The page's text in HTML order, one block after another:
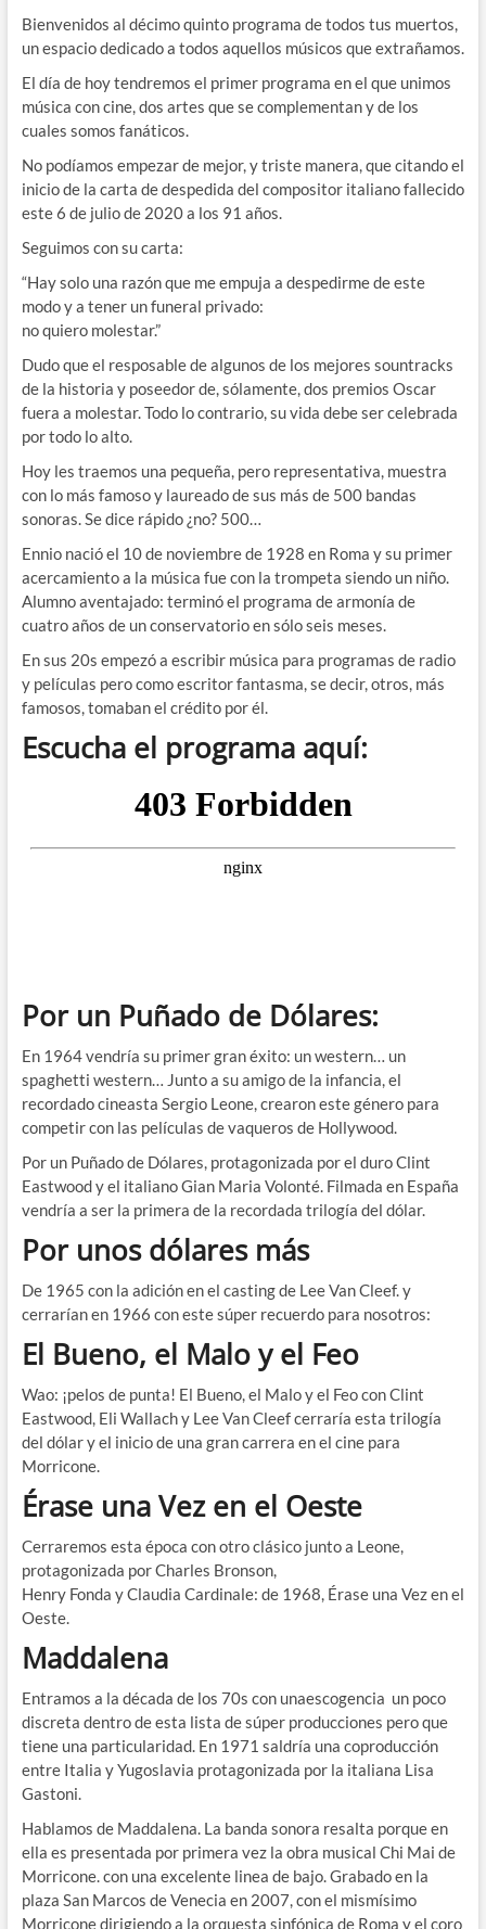
Bienvenidos al décimo quinto programa de todos tus muertos,
un espacio dedicado a todos aquellos músicos que extrañamos.
El día de hoy tendremos el primer programa en el que unimos
música con cine, dos artes que se complementan y de los
cuales somos fanáticos.
No podíamos empezar de mejor, y triste manera, que citando el
inicio de la carta de despedida del compositor italiano fallecido
este 6 de julio de 2020 a los 91 años.
Seguimos con su carta:
“Hay solo una razón que me empuja a despedirme de este
modo y a tener un funeral privado:
no quiero molestar.”
Dudo que el resposable de algunos de los mejores sountracks
de la historia y poseedor de, sólamente, dos premios Oscar
fuera a molestar. Todo lo contrario, su vida debe ser celebrada
por todo lo alto.
Hoy les traemos una pequeña, pero representativa, muestra
con lo más famoso y laureado de sus más de 500 bandas
sonoras. Se dice rápido ¿no? 500…
Ennio nació el 10 de noviembre de 1928 en Roma y su primer
acercamiento a la música fue con la trompeta siendo un niño.
Alumno aventajado: terminó el programa de armonía de
cuatro años de un conservatorio en sólo seis meses.
En sus 20s empezó a escribir música para programas de radio
y películas pero como escritor fantasma, se decir, otros, más
famosos, tomaban el crédito por él.
Escucha el programa aquí:
Por un Puñado de Dólares:
En 1964 vendría su primer gran éxito: un western… un
spaghetti western… Junto a su amigo de la infancia, el
recordado cineasta Sergio Leone, crearon este género para
competir con las películas de vaqueros de Hollywood.
Por un Puñado de Dólares, protagonizada por el duro Clint
Eastwood y el italiano Gian Maria Volonté. Filmada en España
vendría a ser la primera de la recordada trilogía del dólar.
Por unos dólares más
De 1965 con la adición en el casting de Lee Van Cleef. y
cerrarían en 1966 con este súper recuerdo para nosotros:
El Bueno, el Malo y el Feo
Wao: ¡pelos de punta! El Bueno, el Malo y el Feo con Clint
Eastwood, Eli Wallach y Lee Van Cleef cerraría esta trilogía
del dólar y el inicio de una gran carrera en el cine para
Morricone.
Érase una Vez en el Oeste
Cerraremos esta época con otro clásico junto a Leone,
protagonizada por Charles Bronson,
Henry Fonda y Claudia Cardinale: de 1968, Érase una Vez en el
Oeste.
Maddalena
Entramos a la década de los 70s con unaescogencia un poco
discreta dentro de esta lista de súper producciones pero que
tiene una particularidad. En 1971 saldría una coproducción
entre Italia y Yugoslavia protagonizada por la italiana Lisa
Gastoni.
Hablamos de Maddalena. La banda sonora resalta porque en
ella es presentada por primera vez la obra musical Chi Mai de
Morricone. con una excelente linea de bajo. Grabado en la
plaza San Marcos de Venecia en 2007, con el mismísimo
Morricone dirigiendo a la orquesta sinfónica de Roma y el coro